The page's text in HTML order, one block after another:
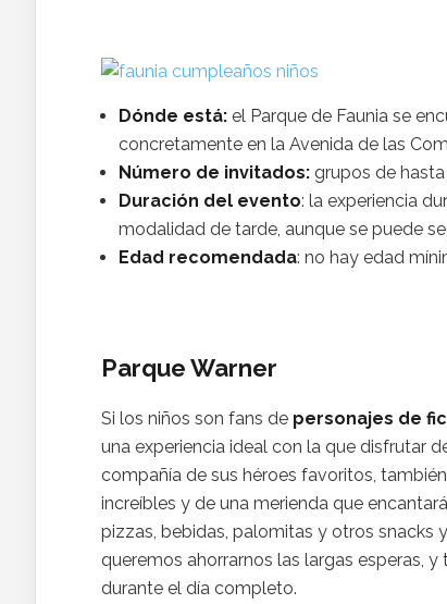
Dónde está: el Parque de Faunia se
concretamente en la Avenida de las
Número de invitados: grupos de
Duración del evento: la experiencia
modalidad de tarde, aunque se puede
Edad recomendada: no hay edad
Parque Warner
Si los niños son fans de personajes de
una experiencia ideal con la que disfrutar
compañía de sus héroes favoritos,
increíbles y de una merienda que
pizzas, bebidas, palomitas y otros snacks
queremos ahorrarnos las largas esperas,
durante el día completo.